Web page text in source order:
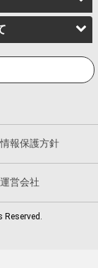
報保護方針
運営会社